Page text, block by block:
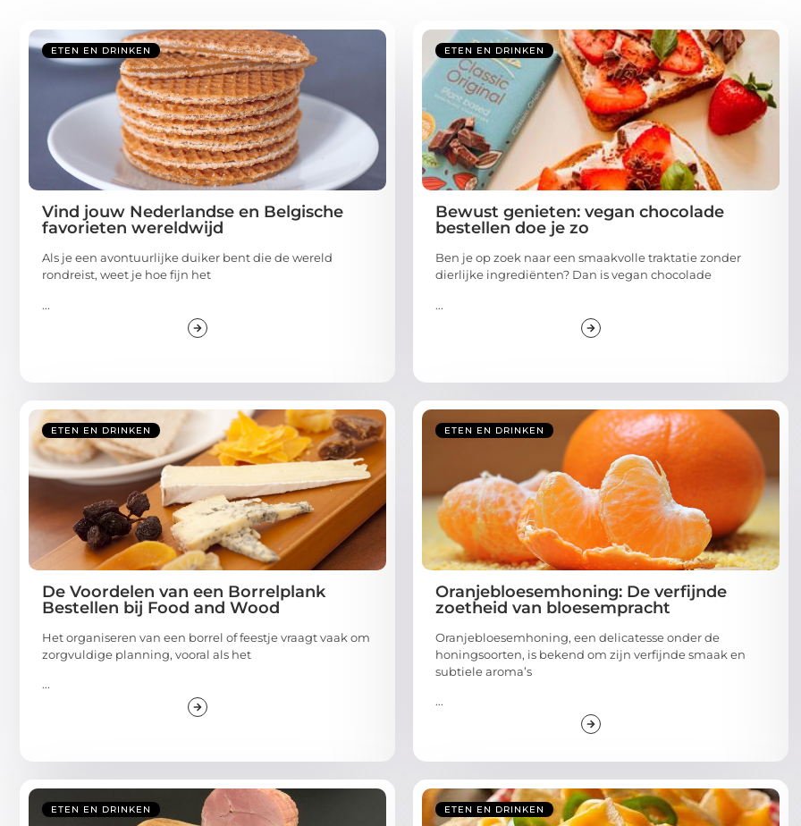
ETEN EN DRINKEN
Vind jouw Nederlandse en Belgische
favorieten wereldwijd
Als je een avontuurlijke duiker bent die de wereld
rondreist, weet je hoe fijn het
ETEN EN DRINKEN
Bewust genieten: vegan chocolade
bestellen doe je zo
Ben je op zoek naar een smaakvolle traktatie zonder
dierlijke ingrediënten? Dan is vegan chocolade
ETEN EN DRINKEN
De Voordelen van een Borrelplank
Bestellen bij Food and Wood
Het organiseren van een borrel of feestje vraagt vaak om
zorgvuldige planning, vooral als het
ETEN EN DRINKEN
Oranjebloesemhoning: De verfijnde
zoetheid van bloesempracht
Oranjebloesemhoning, een delicatesse onder de
honingsoorten, is bekend om zijn verfijnde smaak en
subtiele aroma’s
ETEN EN DRINKEN ETEN EN DRINKEN